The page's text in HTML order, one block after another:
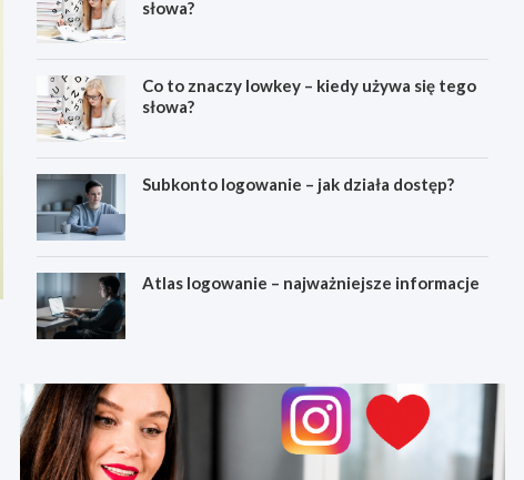
słowa?
Co to znaczy lowkey – kiedy używa się tego
słowa?
Subkonto logowanie – jak działa dostęp?
Atlas logowanie – najważniejsze informacje